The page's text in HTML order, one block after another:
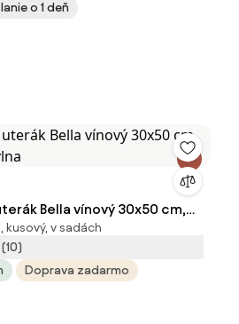
o 1 deň
Bella vínový 30x50 cm,
kusový, v sadách
(10)
Doprava zadarmo